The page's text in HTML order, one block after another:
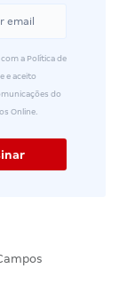
a Política de
e aceito
do
Online.